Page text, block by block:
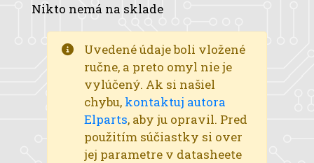
Nikto nemá na sklade
Uvedené údaje boli vložené
ručne, a preto omyl nie je
vylúčený. Ak si našiel
chybu, kontaktuj autora
Elparts, aby ju opravil. Pred
použitím súčiastky si over
jej parametre v datasheete